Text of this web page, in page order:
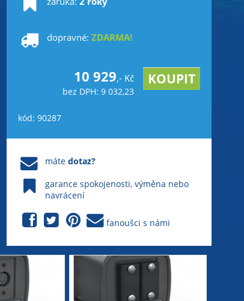
dopravné: ZDARMA!
10 929,- Kč
bez DPH: 9 032,23
kód: 90287
mátedotaz?
garance spokojenosti, výměna nebo
navrácení
fanoušci s námi